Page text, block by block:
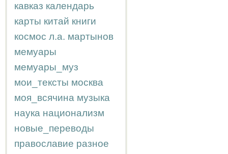
кавказ календарь
карты китай книги
космос л.а. мартынов
мемуары
мемуары_муз
мои_тексты москва
моя_всячина музыка
наука национализм
новые_переводы
православие разное